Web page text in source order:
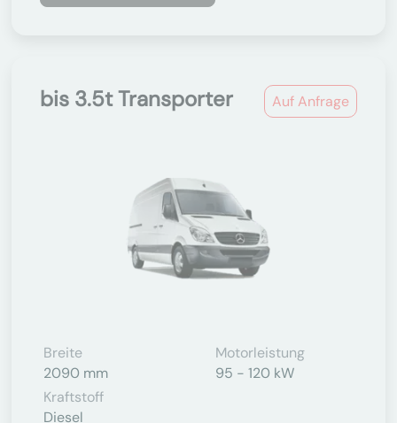
Auf Anfrage
bis 3.5t Transporter
Breite
2090 mm
Motorleistung
95 - 120 kW
Kraftstoff
Diesel